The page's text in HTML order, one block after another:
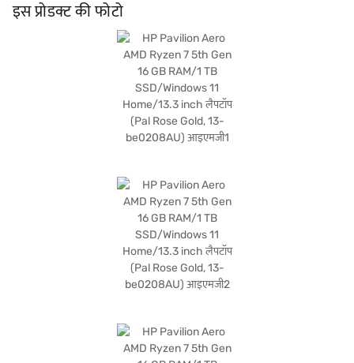
लैपटॉप स्पीड और स्लीक डिज़ाइन का मिश्रण प्रदान करता है. खरीदारी करने के लिए बजाज फिनसर्व पर
विकल्पों के बारे में जानें या पार्टनर स्टोर पर जाएं और Easy EMIs का लाभ उठाएं.
इस प्रोडक्ट की फोटो